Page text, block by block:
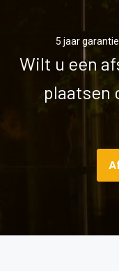
5 jaar
Wilt u een
plaatsen